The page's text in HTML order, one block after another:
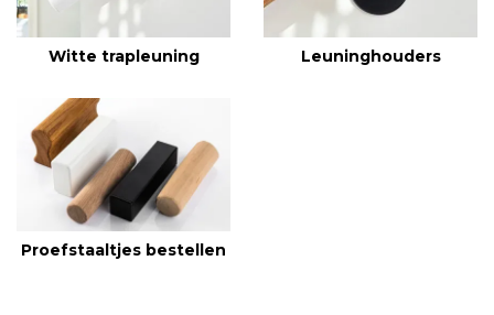
Witte trapleuning Leuninghouders
Proefstaaltjes bestellen